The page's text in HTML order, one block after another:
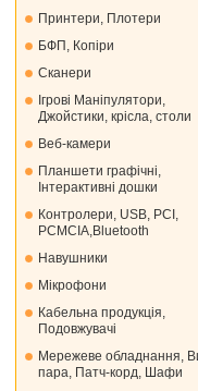
Принтери, Плотери
БФП, Копіри
Сканери
Ігрові Маніпулятори,
Джойстики, крісла, столи
Веб-камери
Планшети графічні,
Інтерактивні дошки
Контролери, USB, PCI,
PCMCIA,Bluetooth
Навушники
Мікрофони
Кабельна продукція,
Подовжувачі
Мережеве обладнання,
пара, Патч-корд, Шафи